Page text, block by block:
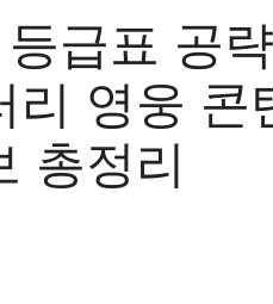
급표 공략
영웅 콘
총정리